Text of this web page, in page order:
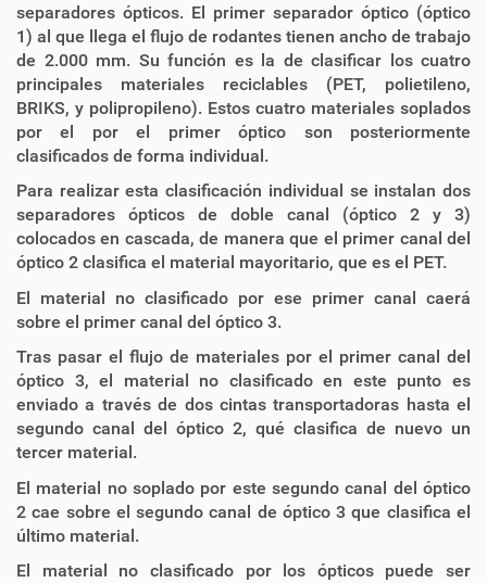
separadores ópticos. El primer separador óptico (óptico
1) al que llega el flujo de rodantes tienen ancho de trabajo
de 2.000 mm. Su función es la de clasificar los cuatro
principales materiales reciclables (PET, polietileno,
BRIKS, y polipropileno). Estos cuatro materiales soplados
por el por el primer óptico son posteriormente
clasificados de forma individual.
Para realizar esta clasificación individual se instalan dos
separadores ópticos de doble canal (óptico 2 y 3)
colocados en cascada, de manera que el primer canal del
óptico 2 clasifica el material mayoritario, que es el PET.
El material no clasificado por ese primer canal caerá
sobre el primer canal del óptico 3.
Tras pasar el flujo de materiales por el primer canal del
óptico 3, el material no clasificado en este punto es
enviado a través de dos cintas transportadoras hasta el
segundo canal del óptico 2, qué clasifica de nuevo un
tercer material.
El material no soplado por este segundo canal del óptico
2 cae sobre el segundo canal de óptico 3 que clasifica el
último material.
El material no clasificado por los ópticos puede ser